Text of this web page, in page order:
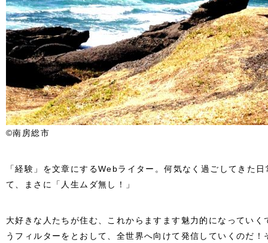
©南房総市
「経験」を文章にするWebライター。何気なく過ごしてきた
て、まさに「人生ムダ無し！」
大好きな人たちが住む、これからますます魅力的になってい
うフィルターをとおして、全世界へ向けて発信していくのだ